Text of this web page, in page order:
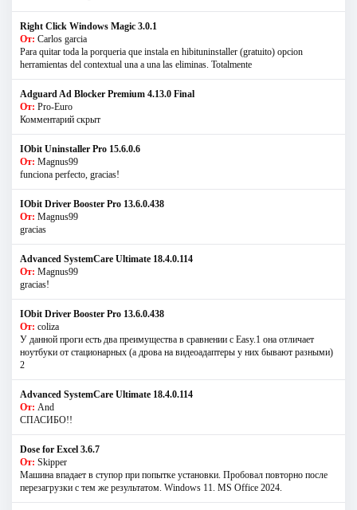
Right Click Windows Magic 3.0.1
От: Carlos garcia
Para quitar toda la porqueria que instala en hibituninstaller (gratuito) opcion
herramientas del contextual una a una las eliminas. Totalmente
Adguard Ad Blocker Premium 4.13.0 Final
От: Pro-Euro
Комментарий скрыт
IObit Uninstaller Pro 15.6.0.6
От: Magnus99
funciona perfecto, gracias!
IObit Driver Booster Pro 13.6.0.438
От: Magnus99
gracias
Advanced SystemCare Ultimate 18.4.0.114
От: Magnus99
gracias!
IObit Driver Booster Pro 13.6.0.438
От: coliza
У данной проги есть два преимущества в сравнении с Easy.1 она отличает
ноутбуки от стационарных (а дрова на видеоадаптеры у них бывают разными)
2
Advanced SystemCare Ultimate 18.4.0.114
От: And
СПАСИБО!!
Dose for Excel 3.6.7
От: Skipper
Машина впадает в ступор при попытке установки. Пробовал повторно после
перезагрузки с тем же результатом. Windows 11. MS Offiсe 2024.